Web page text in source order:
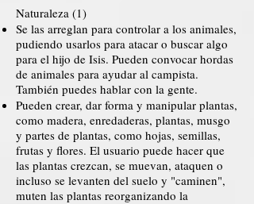
Naturaleza (1)
Se las arreglan para controlar a los animales,
pudiendo usarlos para atacar o buscar algo
para el hijo de Isis. Pueden convocar hordas
de animales para ayudar al campista.
También puedes hablar con la gente.
Pueden crear, dar forma y manipular plantas,
como madera, enredaderas, plantas, musgo
y partes de plantas, como hojas, semillas,
frutas y flores. El usuario puede hacer que
las plantas crezcan, se muevan, ataquen o
incluso se levanten del suelo y "caminen",
muten las plantas reorganizando la